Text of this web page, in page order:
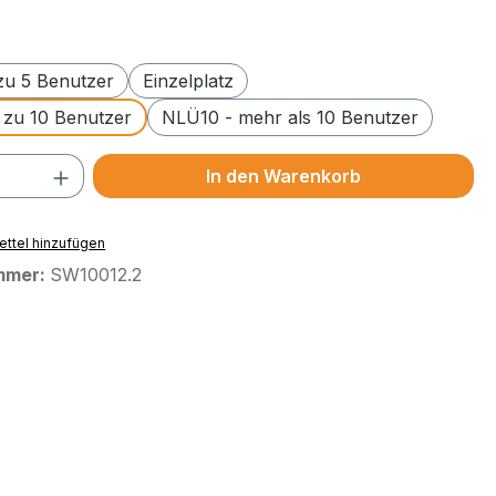
5 Benutzer
Einzelplatz
10 Benutzer
NLÜ10 - mehr als 10 Benutzer
Gib den gewünschten Wert
In den Warenkorb
hinzufügen
SW10012.2